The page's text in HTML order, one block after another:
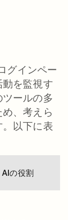
グインペー
動を監視す
ールの多
、考えら
以下に表
AIの役割